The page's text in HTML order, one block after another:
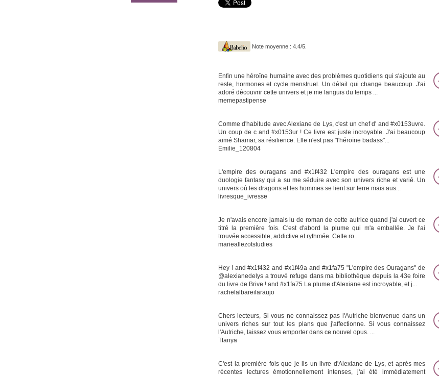
Note moyenne : 4.4/5.
Enfin une héroïne humaine avec des problèmes quotidiens qui s'ajoute au
reste, hormones et cycle menstruel. Un détail qui change beaucoup. J'ai
adoré découvrir cette univers et je me languis du temps ...
memepastipense
Comme d'habitude avec Alexiane de Lys, c'est un chef d' and #x0153uvre.
Un coup de c and #x0153ur ! Ce livre est juste incroyable. J'ai beaucoup
aimé Shamar, sa résilience. Elle n'est pas "l'héroïne badass"...
Emilie_120804
L'empire des ouragans and #x1f432 L'empire des ouragans est une
duologie fantasy qui a su me séduire avec son univers riche et varié. Un
univers où les dragons et les hommes se lient sur terre mais aus...
livresque_ivresse
Je n'avais encore jamais lu de roman de cette autrice quand j'ai ouvert ce
titré la première fois. C'est d'abord la plume qui m'a emballée. Je l'ai
trouvée accessible, addictive et rythmée. Cette ro...
marieallezotstudies
Hey ! and #x1f432 and #x1f49a and #x1fa75 "L'empire des Ouragans" de
@alexianedelys a trouvé refuge dans ma bibliothèque depuis la 43e foire
du livre de Brive ! and #x1fa75 La plume d'Alexiane est incroyable, et j...
rachelalbareilaraujo
Chers lecteurs, Si vous ne connaissez pas l'Autriche bienvenue dans un
univers riches sur tout les plans que j'affectionne. Si vous connaissez
l'Autriche, laissez vous emporter dans ce nouvel opus. ...
Ttanya
C'est la première fois que je lis un livre d'Alexiane de Lys, et après mes
récentes lectures émotionnellement intenses, j'ai été immédiatement